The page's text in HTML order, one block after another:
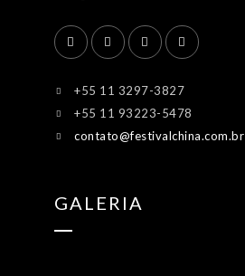
+55 11 3297-3827
+55 11 93223-5478
contato@festivalchina.com.br
GALERIA